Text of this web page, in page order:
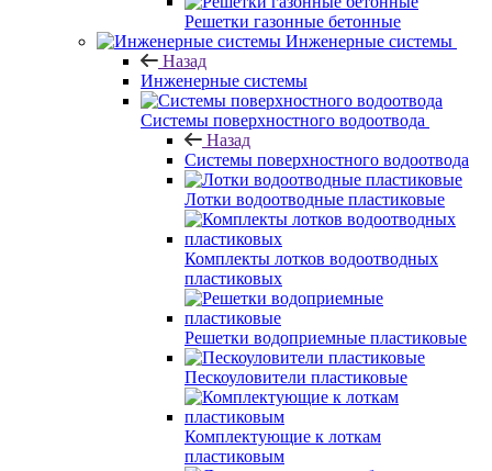
Решетки газонные бетонные
Инженерные системы
Назад
Инженерные системы
Системы поверхностного водоотвода
Назад
Системы поверхностного водоотвода
Лотки водоотводные пластиковые
Комплекты лотков водоотводных
пластиковых
Решетки водоприемные пластиковые
Пескоуловители пластиковые
Комплектующие к лоткам
пластиковым